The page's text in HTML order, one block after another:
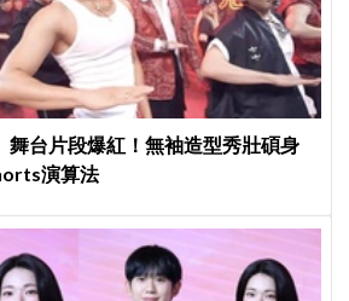
舞台片段爆紅！無袖造型秀壯碩身
演算法